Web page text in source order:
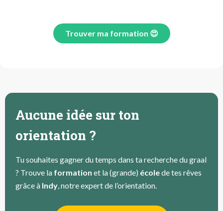
Trouver ma formation 😍
Aucune idée sur ton
orientation ?
Tu souhaites gagner du temps dans ta recherche du graal
? Trouve la formation et la (grande) écolede tes rêves
grâce à Indy , notre expert de l’orientation.